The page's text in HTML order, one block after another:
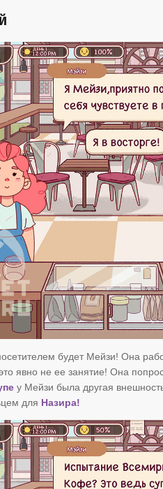
будет Мейзи! Она
явно не ее занятие! Она
у Мейзи была другая
для Назира!